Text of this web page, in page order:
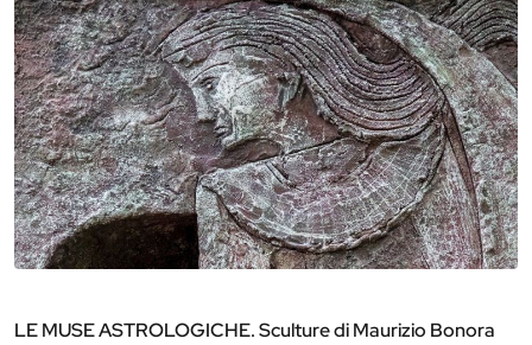
LE MUSE ASTROLOGICHE. Sculture di Maurizio Bonora